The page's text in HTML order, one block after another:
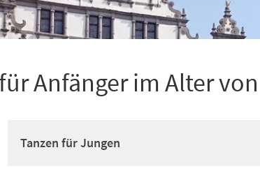
Anfänger im Alter
Tanzen für Jungen